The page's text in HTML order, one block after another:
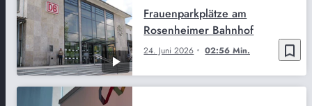
bookmark_border
24. Juni 2026 02:56 Min.
Frauenparkplätze am
Rosenheimer Bahnhof